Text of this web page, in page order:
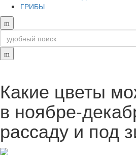
ГРИБЫ
Какие цветы
в ноябре-
рассаду и под